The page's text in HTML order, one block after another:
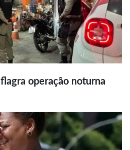
operação noturna